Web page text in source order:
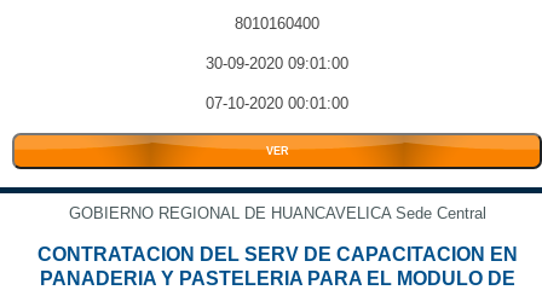
8010160400
30-09-2020 09:01:00
07-10-2020 00:01:00
VER
GOBIERNO REGIONAL DE HUANCAVELICA Sede Central
CONTRATACION DEL SERV DE CAPACITACION EN
PANADERIA Y PASTELERIA PARA EL MODULO DE